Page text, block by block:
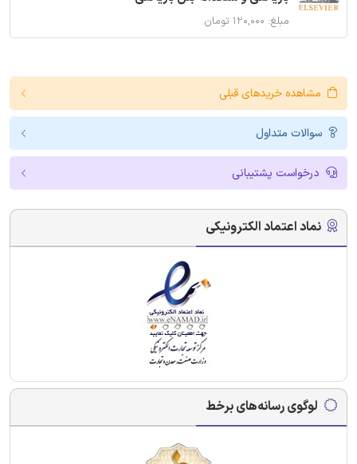
مبلغ: ۱۲۰,۰۰۰ تومان
مشاهده خریدهای قبلی
سوالات متداول
درخواست پشتیبانی
نماد اعتماد الکترونیکی
لوگوی رسانه‌های برخط